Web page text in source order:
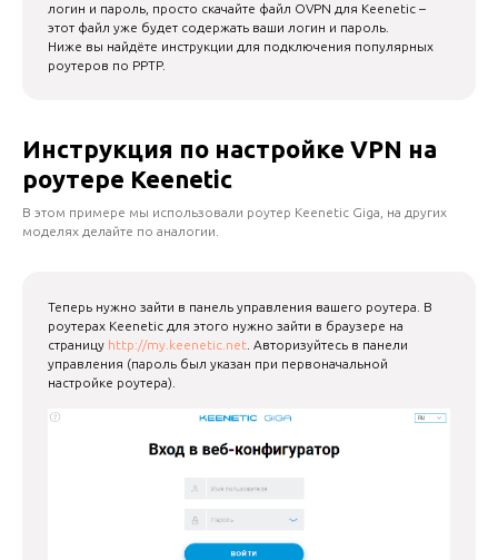
логин и пароль, просто скачайте файл OVPN для Keenetic –
этот файл уже будет содержать ваши логин и пароль.
Ниже вы найдёте инструкции для подключения популярных
роутеров по PPTP.
Инструкция по настройке VPN на
роутере Keenetic
В этом примере мы использовали роутер Keenetic Giga, на других
моделях делайте по аналогии.
Теперь нужно зайти в панель управления вашего роутера. В
роутерах Keenetic для этого нужно зайти в браузере на
страницу http://my.keenetic.net . Авторизуйтесь в панели
управления (пароль был указан при первоначальной
настройке роутера).